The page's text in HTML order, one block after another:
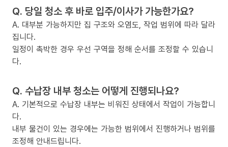
Q. 당일 청소 후 바로 입주/이사가 가능한가요?
A. 대부분 가능하지만 집 구조와 오염도, 작업 범위에 따라 달라
집니다.
일정이 촉박한 경우 우선 구역을 정해 순서를 조정할 수 있습니
다.
Q. 수납장 내부 청소는 어떻게 진행되나요?
A. 기본적으로 수납장 내부는 비워진 상태에서 작업이 가능합니
다.
내부 물건이 있는 경우에는 가능한 범위에서 진행하거나 범위를
조정해 안내드립니다.